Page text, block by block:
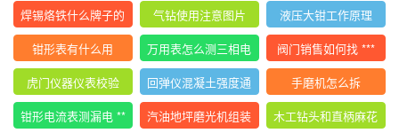
大全
凝土碎
区别
焊锡烙铁什么牌子的
好用
气钻使用注意图片
液压大钳工作原理
钳形表有什么用
万用表怎么测三相电
压平衡
阀门销售如何找 ***
虎门仪器仪表校验
回弹仪混凝土强度通
用计算公式
手磨机怎么拆
钳形电流表测漏电 **
汽油地坪磨光机组装
木工钻头和直柄麻花